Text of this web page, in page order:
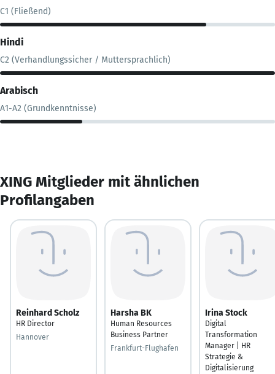
C1 (Fließend)
Hindi
C2 (Verhandlungssicher / Muttersprachlich)
Arabisch
A1-A2 (Grundkenntnisse)
XING Mitglieder mit ähnlichen
Profilangaben
Reinhard Scholz
HR Director
Hannover
Harsha BK
Human Resources
Business Partner
Frankfurt-Flughafen
Irina Stock
Digital
Transformation
Manager | HR
Strategie &
Digitalisierung